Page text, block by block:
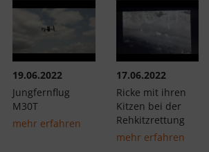
19.06.2022
Jungfernflug
M30T
mehr erfahren
17.06.2022
Ricke mit ihren
Kitzen bei der
Rehkitzrettung
mehr erfahren